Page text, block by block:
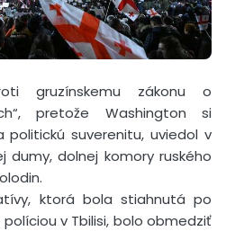
gruzínskemu zákonu o
pretože Washington si
politickú suverenitu, uviedol v
dolnej komory ruského
ktorá bola stiahnutá po
v Tbilisi, bolo obmedziť